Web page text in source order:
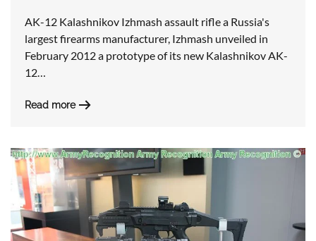
AK-12 Kalashnikov Izhmash assault rifle a Russia's
largest firearms manufacturer, Izhmash unveiled in
February 2012 a prototype of its new Kalashnikov AK-
12…
Read more